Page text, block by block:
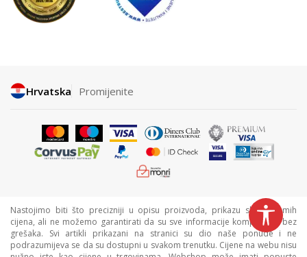
Hrvatska Promijenite
Nastojimo biti što precizniji u opisu proizvoda, prikazu slika i samih
cijena, ali ne možemo garantirati da su sve informacije kompletne i bez
grešaka. Svi artikli prikazani na stranici su dio naše ponude i ne
podrazumijeva se da su dostupni u svakom trenutku. Cijene na webu nisu